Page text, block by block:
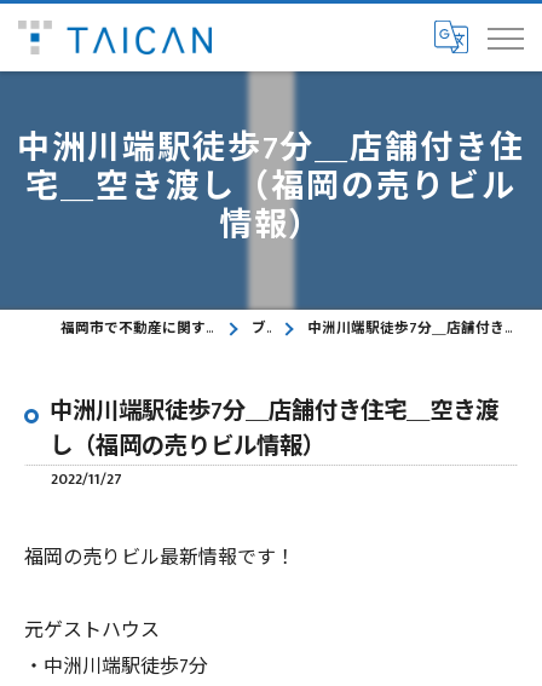
中洲川端駅徒歩7分＿店舗付き住
宅＿空き渡し（福岡の売りビル
情報）
福岡市で不動産に関するご相談ならTAICAN株式会社 ブログ 中洲川端駅徒歩7分＿店舗付き住宅＿空き渡し（福岡の売りビル情報）
中洲川端駅徒歩7分＿店舗付き住宅＿空き渡
し（福岡の売りビル情報）
2022/11/27
福岡の売りビル最新情報です！
元ゲストハウス
・中洲川端駅徒歩7分